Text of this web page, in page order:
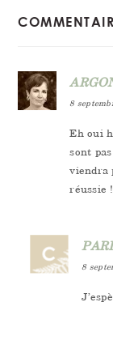
8
Eh oui
sont
viendra
réussie !
8